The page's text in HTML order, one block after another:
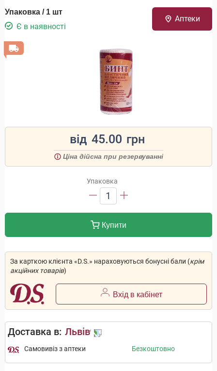
Упаковка / 1 шт
Є в наявності
Аптеки
від 45.00 грн
Ціна дійсна при резервуванні
Упаковка
1
Купити
За карткою клієнта «D.S.» нараховуються бонусні бали (крім
акційних товарів)
Вхід в кабінет
Доставка в: Львів
Самовивіз з аптеки Безкоштовно